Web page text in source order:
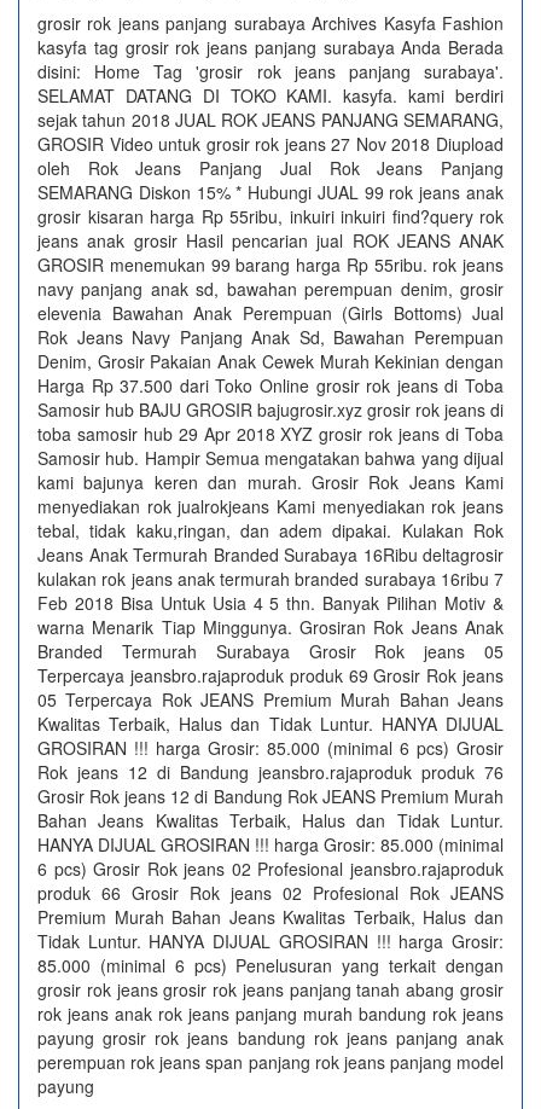
grosir rok jeans panjang surabaya Archives Kasyfa Fashion
kasyfa tag grosir rok jeans panjang surabaya Anda Berada
disini: Home Tag 'grosir rok jeans panjang surabaya'.
SELAMAT DATANG DI TOKO KAMI. kasyfa. kami berdiri
sejak tahun 2018 JUAL ROK JEANS PANJANG SEMARANG,
GROSIR Video untuk grosir rok jeans 27 Nov 2018 Diupload
oleh Rok Jeans Panjang Jual Rok Jeans Panjang
SEMARANG Diskon 15% * Hubungi JUAL 99 rok jeans anak
grosir kisaran harga Rp 55ribu, inkuiri inkuiri find?query rok
jeans anak grosir Hasil pencarian jual ROK JEANS ANAK
GROSIR menemukan 99 barang harga Rp 55ribu. rok jeans
navy panjang anak sd, bawahan perempuan denim, grosir
elevenia Bawahan Anak Perempuan (Girls Bottoms) Jual
Rok Jeans Navy Panjang Anak Sd, Bawahan Perempuan
Denim, Grosir Pakaian Anak Cewek Murah Kekinian dengan
Harga Rp 37.500 dari Toko Online grosir rok jeans di Toba
Samosir hub BAJU GROSIR bajugrosir.xyz grosir rok jeans di
toba samosir hub 29 Apr 2018 XYZ grosir rok jeans di Toba
Samosir hub. Hampir Semua mengatakan bahwa yang dijual
kami bajunya keren dan murah. Grosir Rok Jeans Kami
menyediakan rok jualrokjeans Kami menyediakan rok jeans
tebal, tidak kaku,ringan, dan adem dipakai. Kulakan Rok
Jeans Anak Termurah Branded Surabaya 16Ribu deltagrosir
kulakan rok jeans anak termurah branded surabaya 16ribu 7
Feb 2018 Bisa Untuk Usia 4 5 thn. Banyak Pilihan Motiv &
warna Menarik Tiap Minggunya. Grosiran Rok Jeans Anak
Branded Termurah Surabaya Grosir Rok jeans 05
Terpercaya jeansbro.rajaproduk produk 69 Grosir Rok jeans
05 Terpercaya Rok JEANS Premium Murah Bahan Jeans
Kwalitas Terbaik, Halus dan Tidak Luntur. HANYA DIJUAL
GROSIRAN !!! harga Grosir: 85.000 (minimal 6 pcs) Grosir
Rok jeans 12 di Bandung jeansbro.rajaproduk produk 76
Grosir Rok jeans 12 di Bandung Rok JEANS Premium Murah
Bahan Jeans Kwalitas Terbaik, Halus dan Tidak Luntur.
HANYA DIJUAL GROSIRAN !!! harga Grosir: 85.000 (minimal
6 pcs) Grosir Rok jeans 02 Profesional jeansbro.rajaproduk
produk 66 Grosir Rok jeans 02 Profesional Rok JEANS
Premium Murah Bahan Jeans Kwalitas Terbaik, Halus dan
Tidak Luntur. HANYA DIJUAL GROSIRAN !!! harga Grosir:
85.000 (minimal 6 pcs) Penelusuran yang terkait dengan
grosir rok jeans grosir rok jeans panjang tanah abang grosir
rok jeans anak rok jeans panjang murah bandung rok jeans
payung grosir rok jeans bandung rok jeans panjang anak
perempuan rok jeans span panjang rok jeans panjang model
payung